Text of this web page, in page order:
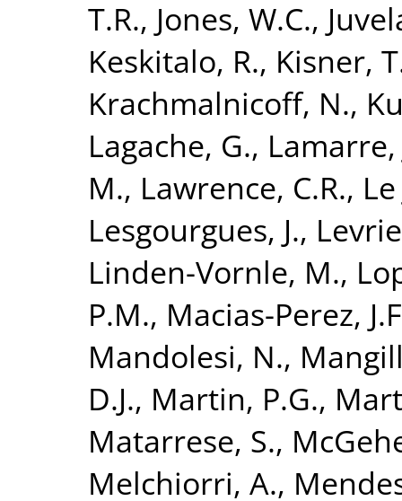
T.R., Jones, W.C.,
Keskitalo, R., Kisner,
Krachmalnicoff, N.,
Lagache, G., Lamarre,
M., Lawrence, C.R.,
Lesgourgues, J.,
Linden-Vornle, M.,
P.M., Macias-Perez,
Mandolesi, N.,
D.J., Martin, P.G.,
Matarrese, S.,
Melchiorri, A.,